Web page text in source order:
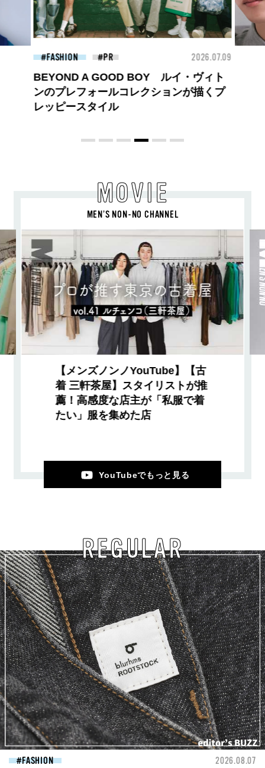
FASHION 2026.07.09
高橋璃央と、ジュエッテの出会い。夏の
定番、ピンクゴールドが印象的
な“SUMMER PINK”［meets Jouete!
MOVIE
MEN’S NON-NO CHANNEL
【メンズノンノYouTube】【古
着 三軒茶屋】スタイリストが推
薦！高感度な店主が「私服で着
たい」服を集めた店
YouTubeでもっと見る
REGULAR
FASHION 2026.08.07